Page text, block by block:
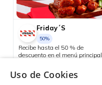
Friday´S
50%
Recibe hasta el 50 % de
descuento en el menú principal
Quito
Uso de Cookies